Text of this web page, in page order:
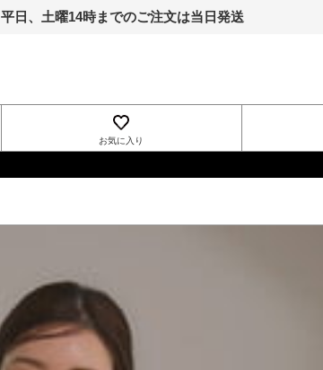
平日、土曜14時までのご注文は当日発送
お気に入り